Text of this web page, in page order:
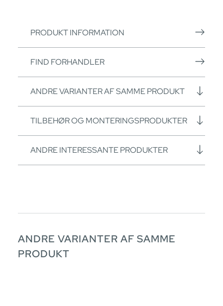
PRODUKT INFORMATION
FIND FORHANDLER
ANDRE VARIANTER AF SAMME PRODUKT
TILBEHØR OG MONTERINGSPRODUKTER
ANDRE INTERESSANTE PRODUKTER
ANDRE VARIANTER AF SAMME
PRODUKT